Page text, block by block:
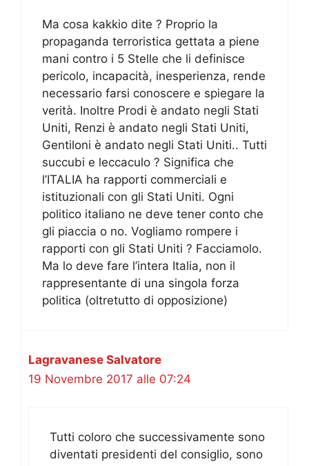
Ma cosa kakkio dite ? Proprio la
propaganda terroristica gettata a piene
mani contro i 5 Stelle che li definisce
pericolo, incapacità, inesperienza, rende
necessario farsi conoscere e spiegare la
verità. Inoltre Prodi è andato negli Stati
Uniti, Renzi è andato negli Stati Uniti,
Gentiloni è andato negli Stati Uniti.. Tutti
succubi e leccaculo ? Significa che
l’ITALIA ha rapporti commerciali e
istituzionali con gli Stati Uniti. Ogni
politico italiano ne deve tener conto che
gli piaccia o no. Vogliamo rompere i
rapporti con gli Stati Uniti ? Facciamolo.
Ma lo deve fare l’intera Italia, non il
rappresentante di una singola forza
politica (oltretutto di opposizione)
Lagravanese Salvatore
19 Novembre 2017 alle 07:24
Tutti coloro che successivamente sono
diventati presidenti del consiglio, sono